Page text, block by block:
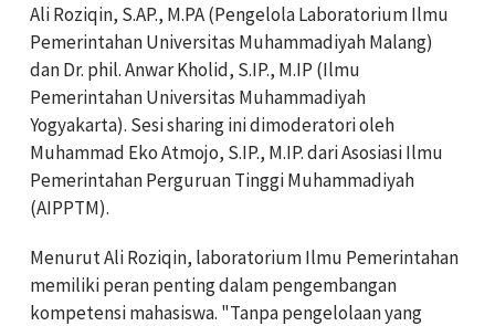
Ali Roziqin, S.AP., M.PA (Pengelola Laboratorium Ilmu
Pemerintahan Universitas Muhammadiyah Malang)
dan Dr. phil. Anwar Kholid, S.IP., M.IP (Ilmu
Pemerintahan Universitas Muhammadiyah
Yogyakarta). Sesi sharing ini dimoderatori oleh
Muhammad Eko Atmojo, S.IP., M.IP. dari Asosiasi Ilmu
Pemerintahan Perguruan Tinggi Muhammadiyah
(AIPPTM).
Menurut Ali Roziqin, laboratorium Ilmu Pemerintahan
memiliki peran penting dalam pengembangan
kompetensi mahasiswa. "Tanpa pengelolaan yang